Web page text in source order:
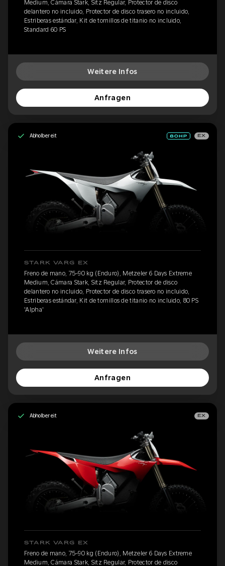
Medium, Cámara Stark, Sitz Regular, Protector de disco
delantero no incluido, Protector de disco trasero no incluido,
Estriberas estándar, Kit de tornillos de titanio no incluido,
Standard 60 PS
Weitere Infos
Anfragen
Abholbereit EX
STARK VARG EX
Freno de mano, 75-90 kg (Enduro), Metzeler 6 Days Extreme
Medium, Cámara Stark, Sitz Regular, Protector de disco
delantero no incluido, Protector de disco trasero no incluido,
Estriberas estándar, Kit de tornillos de titanio no incluido, 80 PS
'Alpha'
Weitere Infos
Anfragen
Abholbereit EX
STARK VARG EX
Freno de mano, 75-90 kg (Enduro), Metzeler 6 Days Extreme
Medium, Cámara Stark, Sitz Regular, Protector de disco